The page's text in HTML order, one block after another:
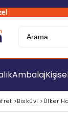
Ambalaj
>Bisküvi >Ülker